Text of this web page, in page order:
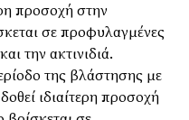
προσοχή στην
σε προφυλαγμένες
την ακτινιδιά.
της βλάστησης με
ιδιαίτερη προσοχή